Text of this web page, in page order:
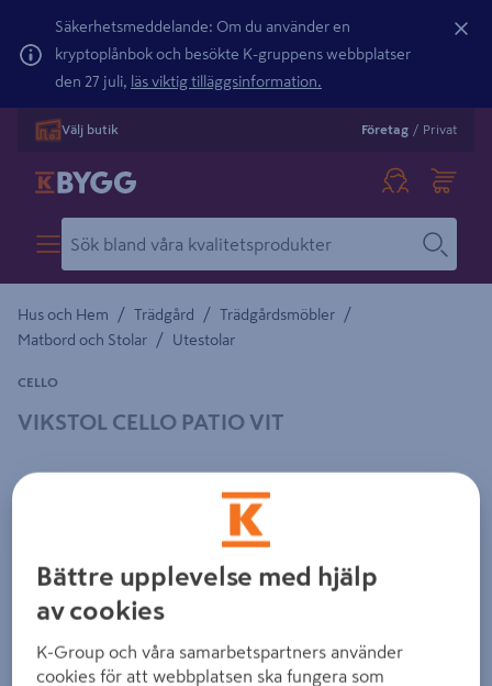
Säkerhetsmeddelande: Om du använder en
kryptoplånbok och besökte K-gruppens webbplatser
den 27 juli, läs viktig tilläggsinformation.
Välj butik Företag / Privat
Hus och Hem / Trädgård / Trädgårdsmöbler /
Matbord och Stolar / Utestolar
VIKSTOL CELLO PATIO VIT
CELLO
Föregående
Bättre upplevelse med hjälp
av cookies
K-Group och våra samarbetspartners använder
cookies för att webbplatsen ska fungera som